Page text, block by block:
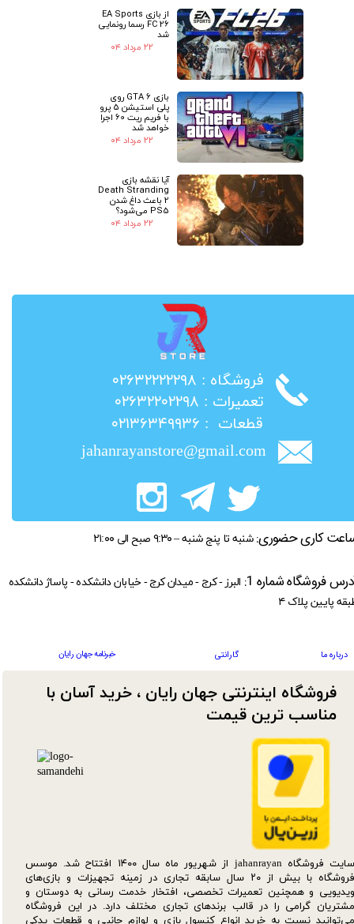
از بازی EA Sports
FC 26 رسما رونمایی
شد
۲۲ مرداد ۰۴
بازی GTA 6 روی
پلی استیشن 5 پرو
با فریم ریت 60 اجرا
خواهد شد
۲۲ مرداد ۰۴
آیا نقشه بازی
Death Stranding
2 باعث داغ شدن
PS5 می‌شود؟
۲۲ مرداد ۰۴
​فروشگاه : ۰۲۶۳۲۲۲۲۲۹۸
​تعمیرات : ۰۲۶۳۲۲۰۲۲۹۸
​قطعات : ۰۲۱۳۶۳۴۹۹۳۶
jahanrayanstore@gmail.com
سایت فروشگاه jahanrayan از شهریور ماه سال ۱۴۰۰ افتتاح شد. موسس
فروشگاه با بیش از ۲۰ سال سابقه تجاری در زمینه تجهیزات و بازی‌های
ویدیویی و همچنین تعمیرات تخصصی، افتخار خدمت رسانی به دوستان و
مشتریان گرامی را در قالب برندهای تجاری مختلف دارد. در این فروشگاه
می‌توانید نسبت به خرید انواع کنسول بازی و لوازم جانبی و قطعات یدکی‌
فروشگاه اینترنتی جهان رایان ، خرید آسان با
مناسب ترین قیمت​​​​​​​
کاری حضوری: شنبه تا پنج شنبه – ۹:۳۰ صبح الی ۲۱:۰۰
درباره ما گارانتی خبرنامه جهان رایان
فروشگاه شماره 1:
البرز - کرج - میدان کرج - خیابان دانشکده - پاساژ دانشکده
پایین پلاک ۴